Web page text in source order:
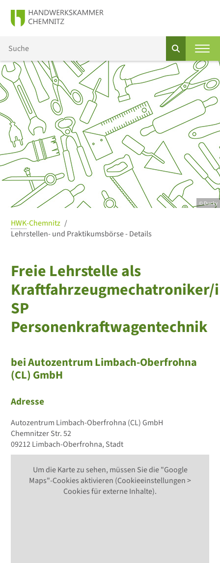
© Ducky
HWK-Chemnitz
Lehrstellen- und Praktikumsbörse - Details
Freie Lehrstelle als
SP
Personenkraftwagentechnik
bei Autozentrum Limbach-Oberfrohna
(CL) GmbH
Adresse
Autozentrum Limbach-Oberfrohna (CL) GmbH
Chemnitzer Str. 52
09212 Limbach-Oberfrohna, Stadt
Um die Karte zu sehen, müssen Sie die "Google
Maps"-Cookies aktivieren (Cookieeinstellungen >
Cookies für externe Inhalte).